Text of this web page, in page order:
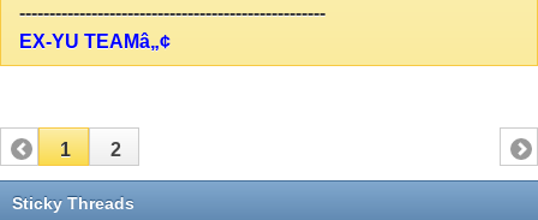
---------------------------------------------------
EX-YU TEAMâ„¢
1 2
Sticky Threads